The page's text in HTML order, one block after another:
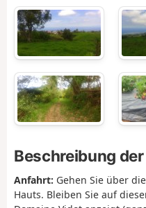
Beschreibung
Anfahrt: Gehen Sie über
Hauts. Bleiben Sie auf